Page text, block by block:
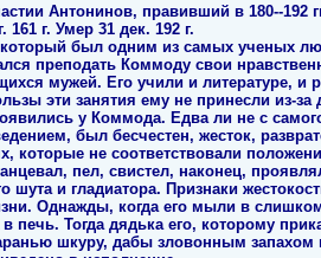
Антонинов, правивший в 180--192
г. Умер 31 дек. 192 г.
был одним из самых ученых
преподать Коммоду свои
мужей. Его учили и литературе, и
эти занятия ему не принесли из-за
у Коммода. Едва ли не с
был бесчестен, жесток,
которые не соответствовали
пел, свистел, наконец,
шута и гладиатора. Признаки
Однажды, когда его мыли в
печь. Тогда дядька его, которому
шкуру, дабы зловонным запахом